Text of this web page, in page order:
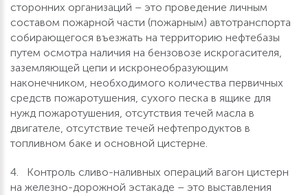
сторонних организаций – это проведение личным
составом пожарной части (пожарным) автотранспорта
собирающегося въезжать на территорию нефтебазы
путем осмотра наличия на бензовозе искрогасителя,
заземляющей цепи и искронеобразующим
наконечником, необходимого количества первичных
средств пожаротушения, сухого песка в ящике для
нужд пожаротушения, отсутствия течей масла в
двигателе, отсутствие течей нефтепродуктов в
топливном баке и основной цистерне.
4. Контроль сливо-наливных операций вагон цистерн
на железно-дорожной эстакаде – это выставления